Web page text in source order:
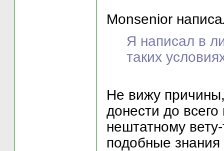
Monsenior
Я написал в
таких
Не вижу
донести до
нештатному
подобные